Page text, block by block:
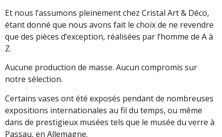
Et nous l’assumons pleinement chez Cristal Art & Déco,
étant donné que nous avons fait le choix de ne revendre
que des pièces d’exception, réalisées par l’homme de A à
Z.
Aucune production de masse. Aucun compromis sur
notre sélection.
Certains vases ont été exposés pendant de nombreuses
expositions internationales au fil du temps, ou même
dans de prestigieux musées tels que le musée du verre à
Passau, en Allemagne.